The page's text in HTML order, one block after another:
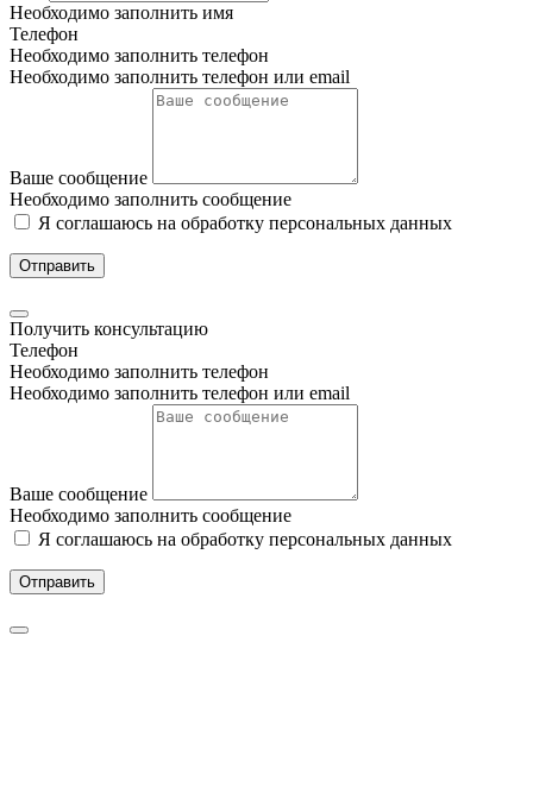
Необходимо заполнить имя
Телефон
Необходимо заполнить телефон
Необходимо заполнить телефон или email
Ваше сообщение
Необходимо заполнить сообщение
Я соглашаюсь на обработку персональных данных
Отправить
Получить консультацию
Телефон
Необходимо заполнить телефон
Необходимо заполнить телефон или email
Ваше сообщение
Необходимо заполнить сообщение
Я соглашаюсь на обработку персональных данных
Отправить